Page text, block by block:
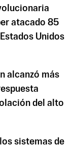
atacado 85
Unidos
alcanzó más
del alto
sistemas de